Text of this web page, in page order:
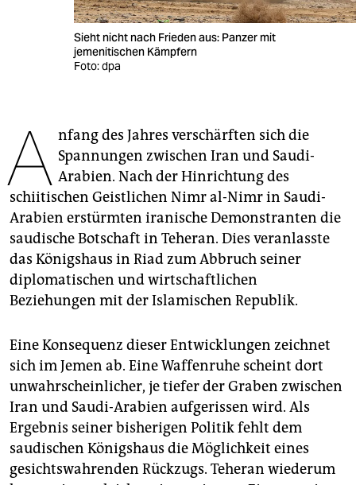
veranstaltungen
unterstützen
abo
genossenschaft
epaper login
Sieht nicht nach Frieden aus: Panzer mit
jemenitischen Kämpfern
Foto: dpa
A nfang des Jahres verschärften sich die
Spannungen zwischen Iran und Saudi-
Arabien. Nach der Hinrichtung des
schiitischen Geistlichen Nimr al-Nimr in Saudi-
Arabien erstürmten iranische Demonstranten die
saudische Botschaft in Teheran. Dies veranlasste
das Königshaus in Riad zum Abbruch seiner
diplomatischen und wirtschaftlichen
Beziehungen mit der Islamischen Republik.
Eine Konsequenz dieser Entwicklungen zeichnet
sich im Jemen ab. Eine Waffenruhe scheint dort
unwahrscheinlicher, je tiefer der Graben zwischen
Iran und Saudi-Arabien aufgerissen wird. Als
Ergebnis seiner bisherigen Politik fehlt dem
saudischen Königshaus die Möglichkeit eines
gesichtswahrenden Rückzugs. Teheran wiederum